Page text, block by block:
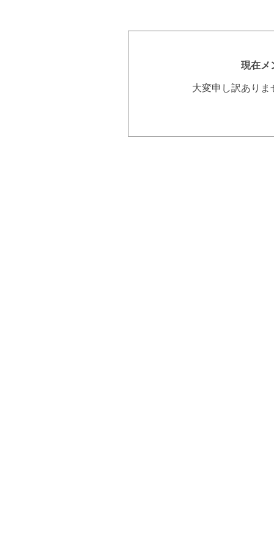
現在メ
大変申し訳あり